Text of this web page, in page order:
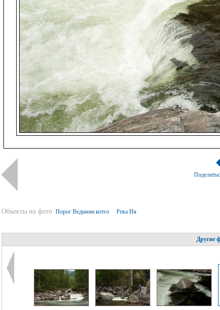
Объекты на фото: Порог Ведьмин котел Река Ия
Другие